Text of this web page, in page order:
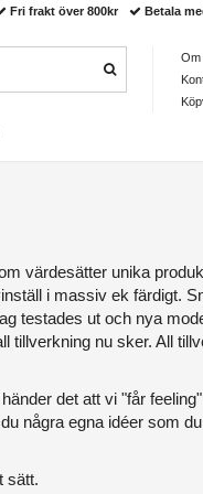
värdesätter unika
i massiv ek färdigt.
testades ut och nya
tillverkning nu sker. All
det att vi "får
några egna idéer som
sätt.
Fri frakt över 800kr Betala
Om